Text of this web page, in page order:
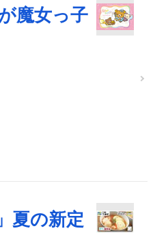
魔女っ子
夏の新定